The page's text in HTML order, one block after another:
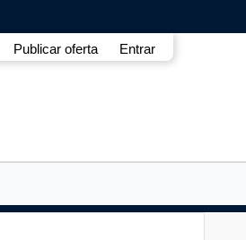
Publicar oferta Entrar